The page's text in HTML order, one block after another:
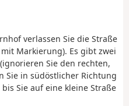
verlassen Sie die Straße
Markierung). Es gibt zwei
Sie den rechten,
Sie in südöstlicher Richtung
Sie auf eine kleine Straße